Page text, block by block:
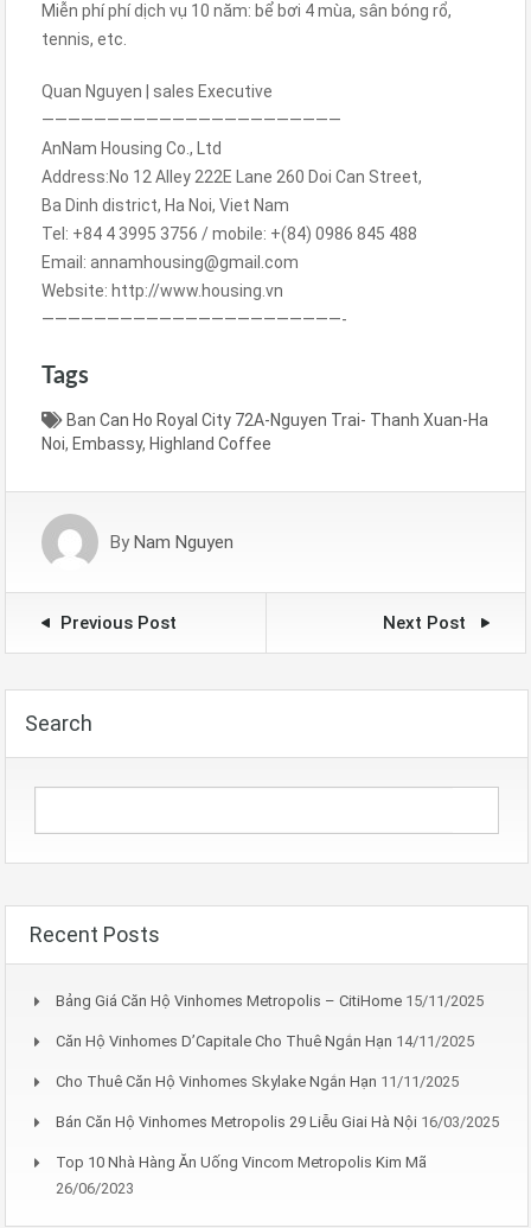
Miễn phí phí dịch vụ 10 năm: bể bơi 4 mùa, sân bóng rổ,
tennis, etc.
Quan Nguyen | sales Executive
———————————————————————
AnNam Housing Co., Ltd
Address:No 12 Alley 222E Lane 260 Doi Can Street,
Ba Dinh district, Ha Noi, Viet Nam
Tel: +84 4 3995 3756 / mobile: +(84) 0986 845 488
Email: annamhousing@gmail.com
Website: http://www.housing.vn
———————————————————————-
Tags
Ban Can Ho Royal City 72A-Nguyen Trai- Thanh Xuan-Ha
Noi, Embassy, Highland Coffee
By Nam Nguyen
Previous Post Next Post
Search
Recent Posts
Bảng Giá Căn Hộ Vinhomes Metropolis – CitiHome 15/11/2025
Căn Hộ Vinhomes D’Capitale Cho Thuê Ngắn Hạn 14/11/2025
Cho Thuê Căn Hộ Vinhomes Skylake Ngắn Hạn 11/11/2025
Bán Căn Hộ Vinhomes Metropolis 29 Liễu Giai Hà Nội 16/03/2025
Top 10 Nhà Hàng Ăn Uống Vincom Metropolis Kim Mã
26/06/2023